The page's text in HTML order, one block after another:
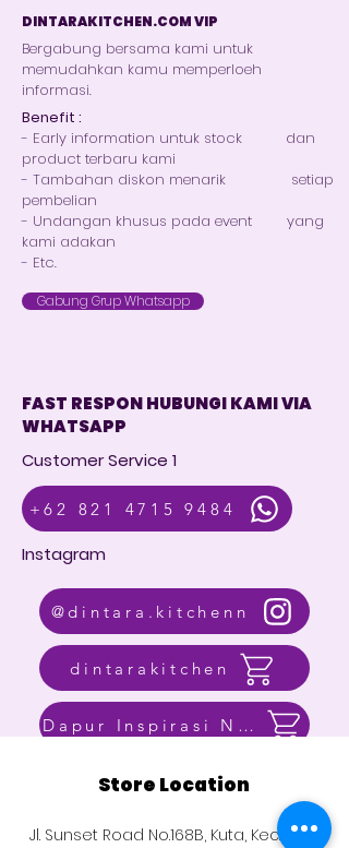
DINTARAKITCHEN.COM VIP
Bergabung bersama kami untuk
memudahkan kamu memperloeh
informasi.
Benefit :
- Early information untuk stock dan
product terbaru kami
- Tambahan diskon menarik setiap
pembelian
- Undangan khusus pada event yang
kami adakan
- Etc.
Gabung Grup Whatsapp
FAST RESPON HUBUNGI KAMI VIA
WHATSAPP
Customer Service 1
+62 821 4715 9484
Instagram
@dintara.kitchenn
dintarakitchen
Dapur Inspirasi Nusantara
Store Location
Jl. Sunset Road No.168B, Kuta, Kec. Kuta,